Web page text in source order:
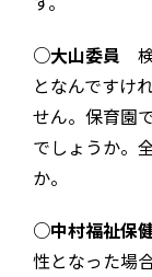
○大山委員
となんですけ
せん。保育園
でしょうか。
か。
○中村福祉保
性となった場